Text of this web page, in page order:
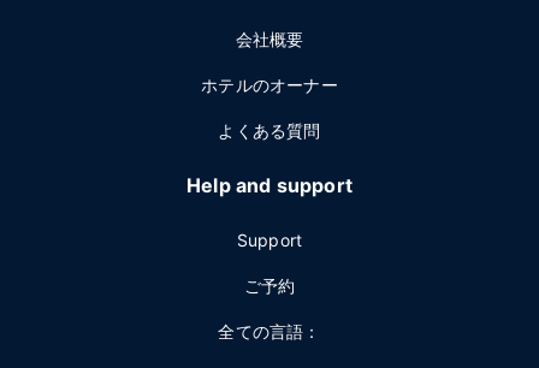
会社概要
ホテルのオーナー
よくある質問
Help and support
Support
ご予約
全ての言語：